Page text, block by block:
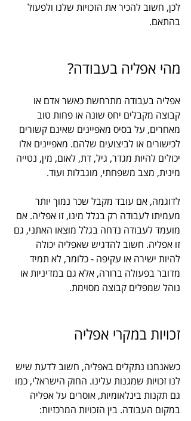
לכן, חשוב להכיר את הזכויות שלנו ולפעול
בהתאם.
מהי אפליה בעבודה?
אפליה בעבודה מתרחשת כאשר אדם או
קבוצה מקבלים יחס שונה או פחות טוב
מאחרים, על בסיס מאפיינים שאינם קשורים
לכישורים או לביצועים שלהם. מאפיינים אלו
יכולים להיות מגדר, גיל, דת, לאום, מין, נטייה
מינית, מצב משפחתי, מוגבלות ועוד.
לדוגמה, אם עובד מקבל שכר נמוך יותר
מעמיתו לעבודה רק בגלל מינו, זו אפליה. אם
מועמד לעבודה נדחה בגלל מוצאו האתני, גם
זו אפליה. חשוב להדגיש שאפליה יכולה
להיות ישירה או עקיפה - כלומר, לא תמיד
מדובר בפעולה ברורה, אלא גם במדיניות או
נוהל שמפלים קבוצה מסוימת.
זכויות במקרי אפליה
כשאנחנו נתקלים באפליה, חשוב לדעת שיש
לנו זכויות שמגנות עלינו. החוק הישראלי, כמו
גם תקנות בינלאומיות, אוסרים על אפליה
במקום העבודה. בין הזכויות המרכזיות: